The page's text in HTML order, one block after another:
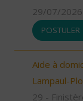
29/07/2026
POSTULER
Aide à
Lampaul-
29 -